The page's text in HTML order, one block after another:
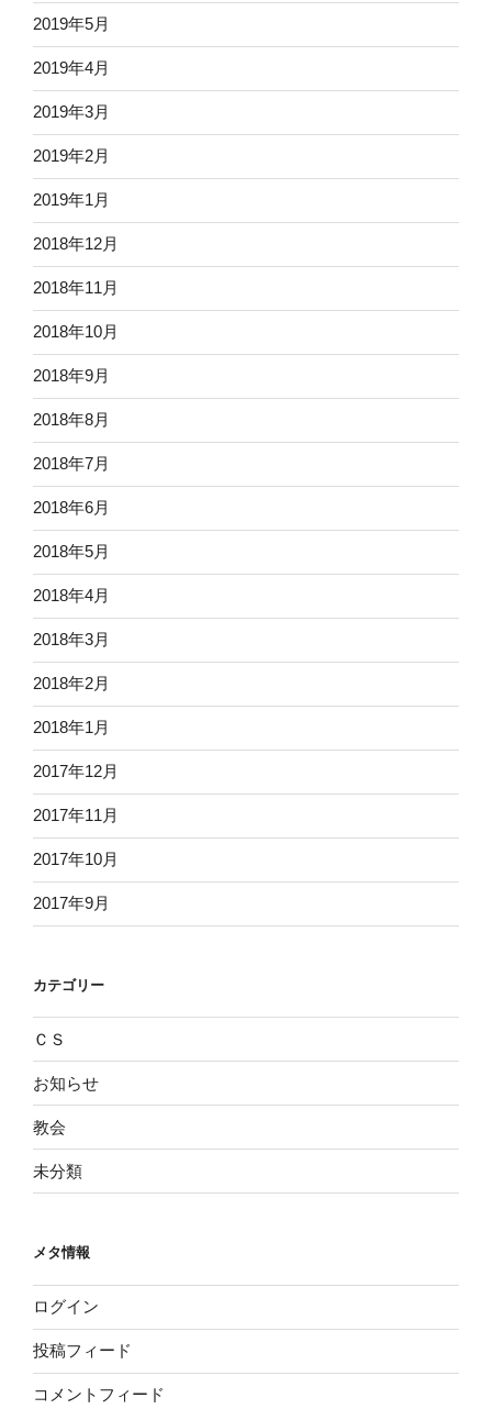
2019年5月
2019年4月
2019年3月
2019年2月
2019年1月
2018年12月
2018年11月
2018年10月
2018年9月
2018年8月
2018年7月
2018年6月
2018年5月
2018年4月
2018年3月
2018年2月
2018年1月
2017年12月
2017年11月
2017年10月
2017年9月
カテゴリー
ＣＳ
お知らせ
教会
未分類
メタ情報
ログイン
投稿フィード
コメントフィード